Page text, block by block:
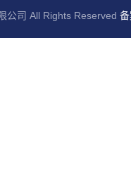
公司 All Rights Reserved